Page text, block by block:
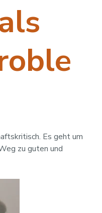
Es geht um
zu guten und